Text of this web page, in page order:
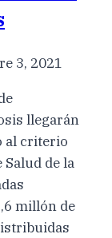
3, 2021
llegarán
al criterio
de la
millón de